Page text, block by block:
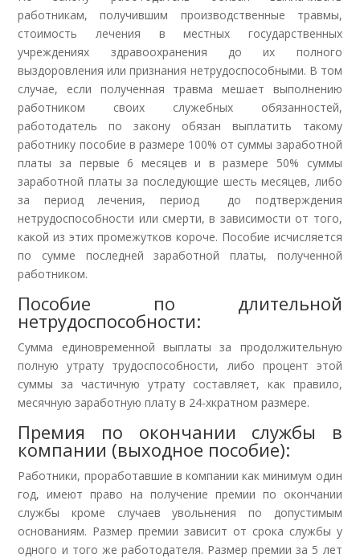
работникам, получившим производственные травмы,
стоимость лечения в местных государственных
учреждениях здравоохранения до их полного
выздоровления или признания нетрудоспособными. В том
случае, если полученная травма мешает выполнению
работником своих служебных обязанностей,
работодатель по закону обязан выплатить такому
работнику пособие в размере 100% от суммы заработной
платы за первые 6 месяцев и в размере 50% суммы
заработной платы за последующие шесть месяцев, либо
за период лечения, период до подтверждения
нетрудоспособности или смерти, в зависимости от того,
какой из этих промежутков короче. Пособие исчисляется
по сумме последней заработной платы, полученной
работником.
Пособие по длительной
нетрудоспособности:
Сумма единовременной выплаты за продолжительную
полную утрату трудоспособности, либо процент этой
суммы за частичную утрату составляет, как правило,
месячную заработную плату в 24-хкратном размере.
Премия по окончании службы в
компании (выходное пособие):
Работники, проработавшие в компании как минимум один
год, имеют право на получение премии по окончании
службы кроме случаев увольнения по допустимым
основаниям. Размер премии зависит от срока службы у
одного и того же работодателя. Размер премии за 5 лет